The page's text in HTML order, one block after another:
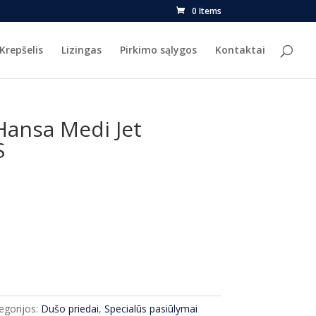
0 Items
Krepšelis Lizingas Pirkimo sąlygos Kontaktai
Medi Jet
Dušo priedai, Specialūs pasiūlymai